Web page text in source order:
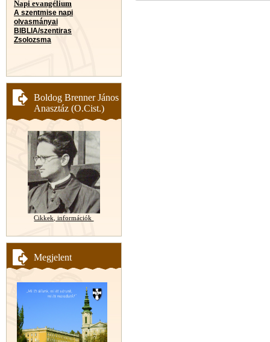
Napi evangélium
A szentmise napi
olvasmányai
BIBLIA/szentiras
Zsolozsma
Boldog Brenner János
Anasztáz (O.Cist.)
Cikkek, információk
Megjelent